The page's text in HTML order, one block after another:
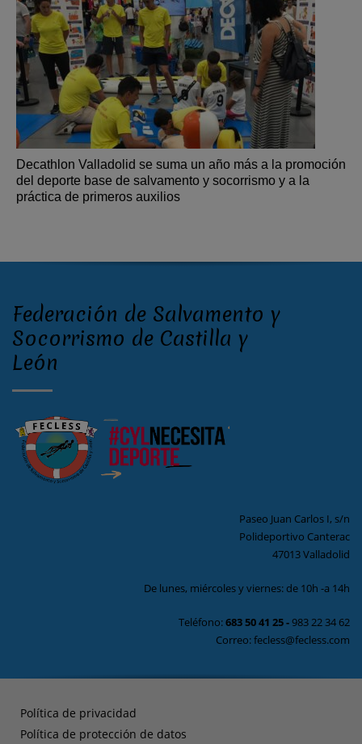
Decathlon Valladolid se suma un año más a la promoción
del deporte base de salvamento y socorrismo y a la
práctica de primeros auxilios
Federación de Salvamento y
Socorrismo de Castilla y
León
Paseo Juan Carlos I, s/n
Polideportivo Canterac
47013 Valladolid
De lunes, miércoles y viernes: de 10h -a 14h
Teléfono:683 50 41 25-983 22 34 62
Correo: fecless@fecless.com
Política de privacidad
Política de protección de datos